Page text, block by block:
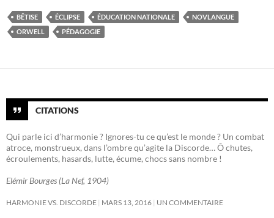
BÊTISE ÉCLIPSE ÉDUCATION NATIONALE
NOVLANGUE
ORWELL
PÉDAGOGIE
CITATIONS
Qui parle ici d’harmonie ? Ignores-tu ce qu’est le monde ? Un combat
atroce, monstrueux, dans l’ombre qu’agite la Discorde… Ô chutes,
écroulements, hasards, lutte, écume, chocs sans nombre !
Elémir Bourges (La Nef, 1904)
HARMONIE VS. DISCORDE MARS 13, 2016 UN COMMENTAIRE